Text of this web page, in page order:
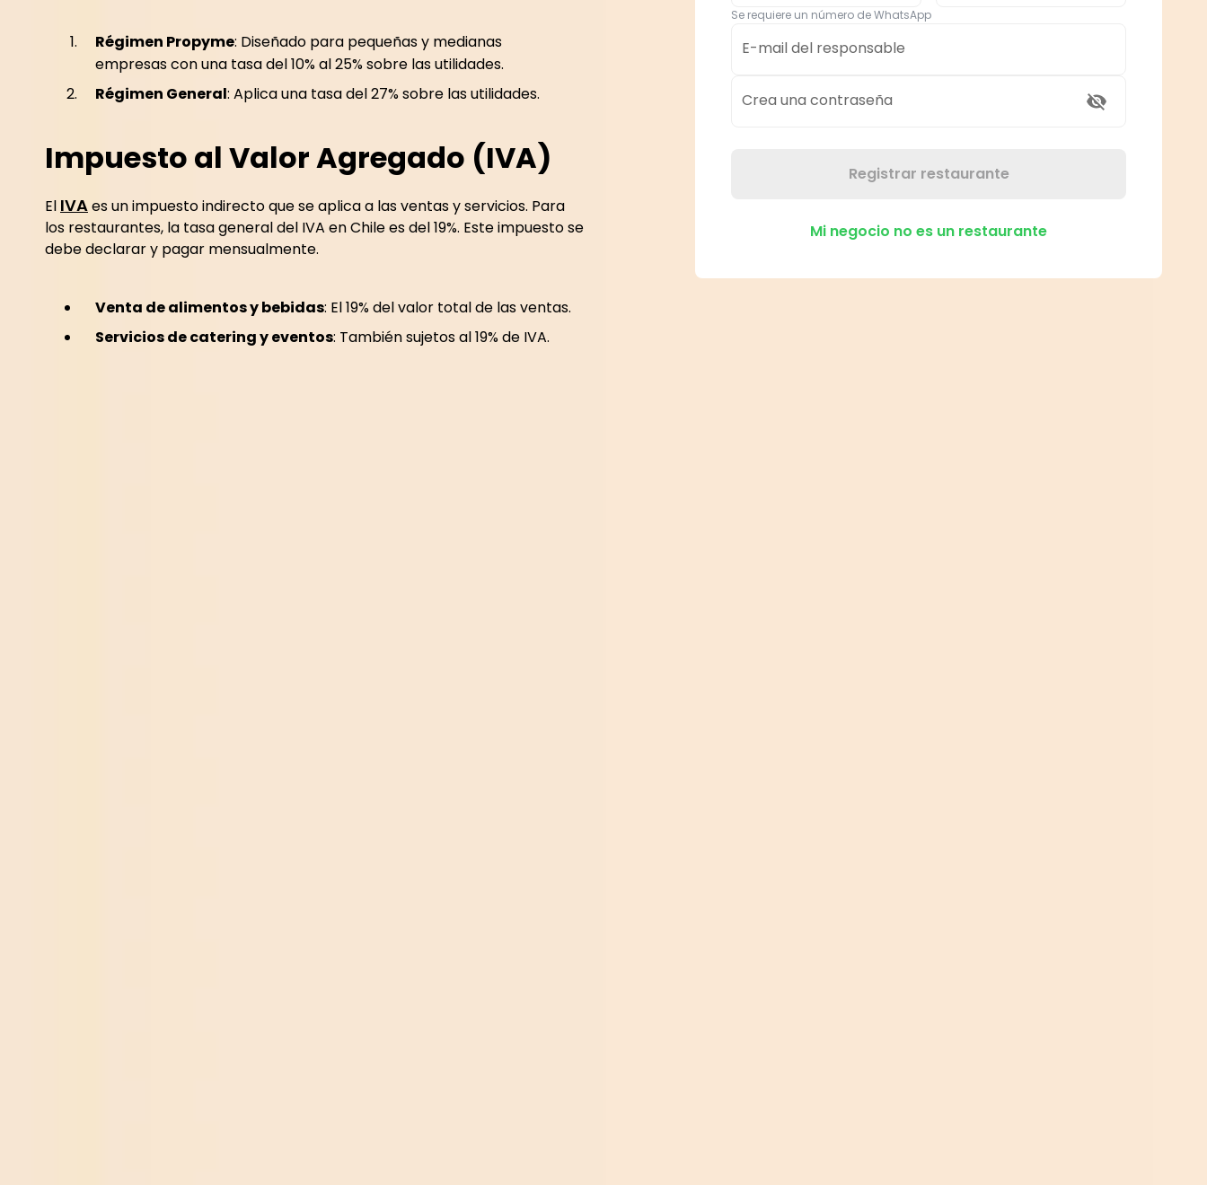
Régimen Propyme: Diseñado para pequeñas y medianas
empresas con una tasa del 10% al 25% sobre las utilidades.
Régimen General: Aplica una tasa del 27% sobre las utilidades.
Impuesto al Valor Agregado (IVA)
El IVAes un impuesto indirecto que se aplica a las ventas y servicios. Para
los restaurantes, la tasa general del IVA en Chile es del 19%. Este impuesto se
debe declarar y pagar mensualmente.
Venta de alimentos y bebidas: El 19% del valor total de las ventas.
Servicios de catering y eventos: También sujetos al 19% de IVA.
Se requiere un número de WhatsApp
E-mail del responsable
Crea una contraseña
Registrar restaurante
Mi negocio no es un restaurante